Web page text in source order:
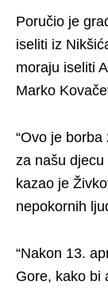
Poručio je
iseliti iz
moraju iseliti
Marko
“Ovo je
za našu djecu
kazao je
nepokornih
“Nakon 13.
Gore, kako bi